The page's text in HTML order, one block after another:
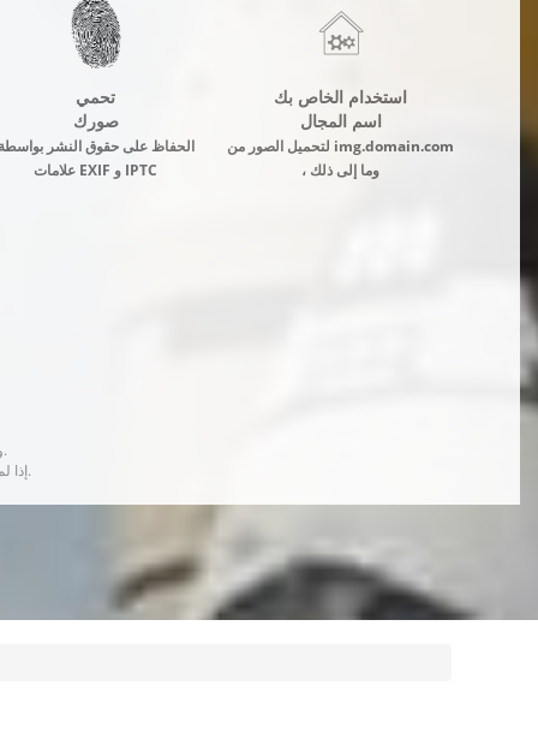
تحمي
صورك
الحفاظ على حقوق النشر بواسطة
علامات EXIF و IPTC
استخدام الخاص بك
اسم المجال
لتحميل الصور من img.domain.com
، وما إلى ذلك
يحدث التحويل إلى Webp وضغط الصور في الخلفية ولا يؤدي إلى إبطاء فتح الصور في المتصفح.
إذا لم يكن الإصدار المحسن جاهزًا في وقت طلب الصورة ، فسيتم إرجاع الإصدار الأصلي دون أي معالجة.